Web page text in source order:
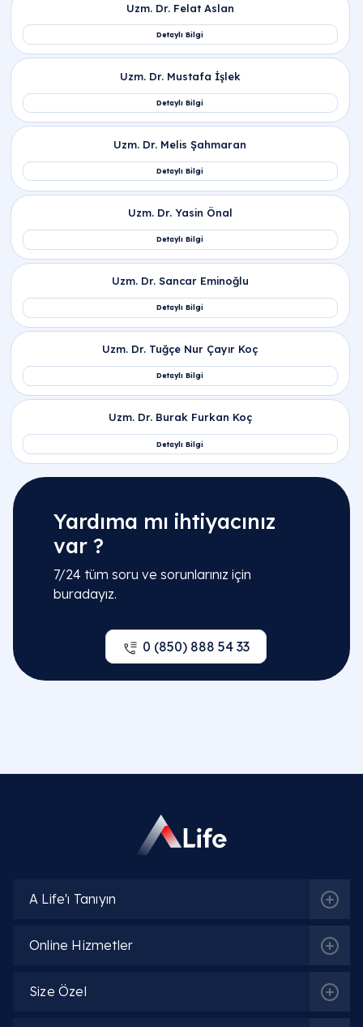
İlgili Bölümler
Çocuk Sağlığı ve Hastalıkları | Pediatri
İlgili Hekimler
Detaylı Bilgi
Yardıma mı ihtiyacınız
var ?
7/24 tüm soru ve sorunlarınız için
buradayız.
0 (850) 888 54 33
A Life'ı Tanıyın
Online Hizmetler
Size Özel